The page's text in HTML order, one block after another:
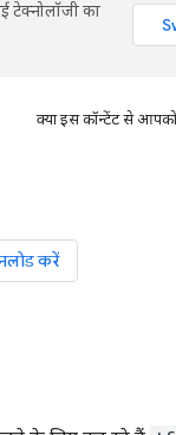
टेक्नोलॉजी का
क्या इस कॉन्टेंट से
करें